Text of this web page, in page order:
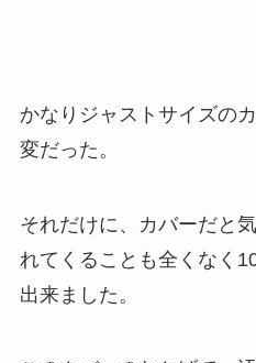
かなりジャストサイズの
変だった。
それだけに、カバーだと
れてくることも全くなく
出来ました。